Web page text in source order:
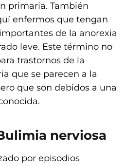
primaria. También
enfermos que tengan
de la anorexia
leve. Este término no
trastornos de la
que se parecen a la
que son debidos a una
nerviosa
por episodios